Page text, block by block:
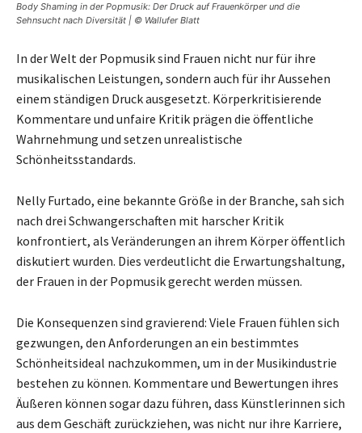
Body Shaming in der Popmusik: Der Druck auf Frauenkörper und die
Sehnsucht nach Diversität | © Wallufer Blatt
In der Welt der Popmusik sind Frauen nicht nur für ihre
musikalischen Leistungen, sondern auch für ihr Aussehen
einem ständigen Druck ausgesetzt. Körperkritisierende
Kommentare und unfaire Kritik prägen die öffentliche
Wahrnehmung und setzen unrealistische
Schönheitsstandards.
Nelly Furtado, eine bekannte Größe in der Branche, sah sich
nach drei Schwangerschaften mit harscher Kritik
konfrontiert, als Veränderungen an ihrem Körper öffentlich
diskutiert wurden. Dies verdeutlicht die Erwartungshaltung,
der Frauen in der Popmusik gerecht werden müssen.
Die Konsequenzen sind gravierend: Viele Frauen fühlen sich
gezwungen, den Anforderungen an ein bestimmtes
Schönheitsideal nachzukommen, um in der Musikindustrie
bestehen zu können. Kommentare und Bewertungen ihres
Äußeren können sogar dazu führen, dass Künstlerinnen sich
aus dem Geschäft zurückziehen, was nicht nur ihre Karriere,